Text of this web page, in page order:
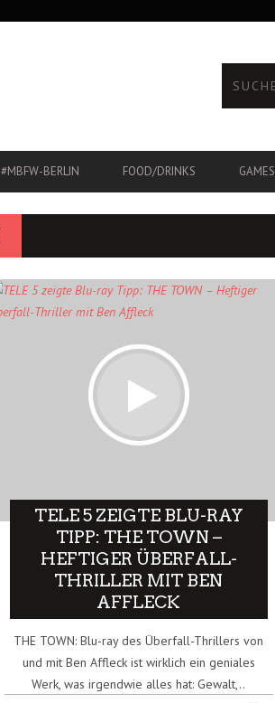
#MBFW-BERLIN FOOD/DRINKS GAMES
TELE 5 ZEIGTE BLU-RAY
TIPP: THE TOWN –
HEFTIGER ÜBERFALL-
THRILLER MIT BEN
AFFLECK
THE TOWN: Blu-ray des Überfall-Thrillers von
und mit Ben Affleck ist wirklich ein geniales
Werk, was irgendwie alles hat: Gewalt,..